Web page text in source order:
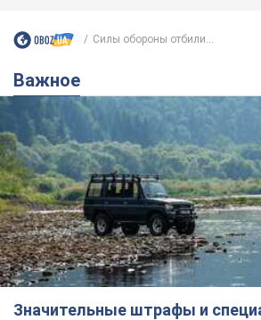
Силы обороны отбили...
Важное
Значительные штрафы и